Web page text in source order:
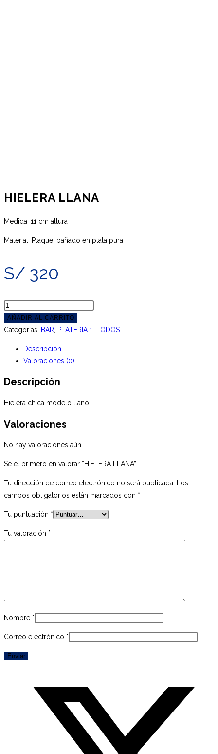
HIELERA LLANA
Medida: 11 cm altura
Material: Plaque, bañado en plata pura.
S/ 320
HIELERA
LLANA
cantidad
AÑADIR AL CARRITO
Categorías: BAR PLATERIA 1 TODOS
Descripción
Valoraciones (0)
Descripción
Hielera chica modelo llano.
Valoraciones
No hay valoraciones aún.
Sé el primero en valorar “HIELERA LLANA”
Tu dirección de correo electrónico no será publicada. Los
campos obligatorios están marcados con *
Tu puntuación *
Tu valoración *
Nombre *
Correo electrónico *